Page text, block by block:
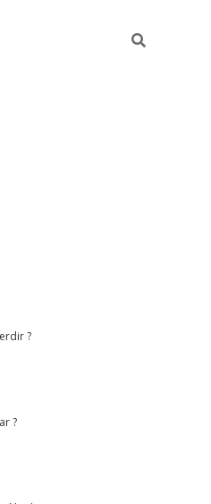
?
?